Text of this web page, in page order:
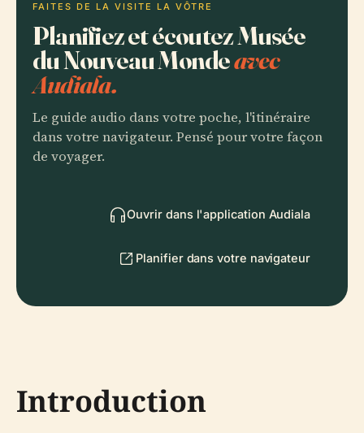
FAITES DE LA VISITE LA VÔTRE
Planifiez et écoutez Musée
du Nouveau Mondeavec
Audiala.
Le guide audio dans votre poche, l'itinéraire
dans votre navigateur. Pensé pour votre façon
de voyager.
Ouvrir dans l'application Audiala
Planifier dans votre navigateur
Introduction